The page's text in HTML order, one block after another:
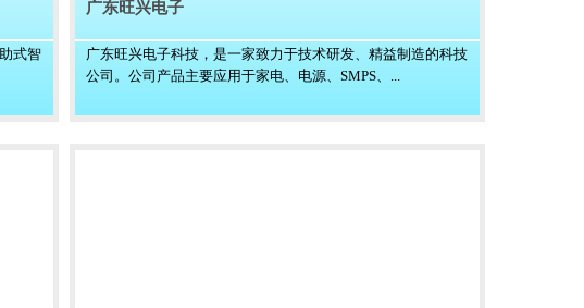
式智
广东旺兴电子
广东旺兴电子科技，是一家致力于技术研发、精益制造的科技
公司。公司产品主要应用于家电、电源、SMPS、...